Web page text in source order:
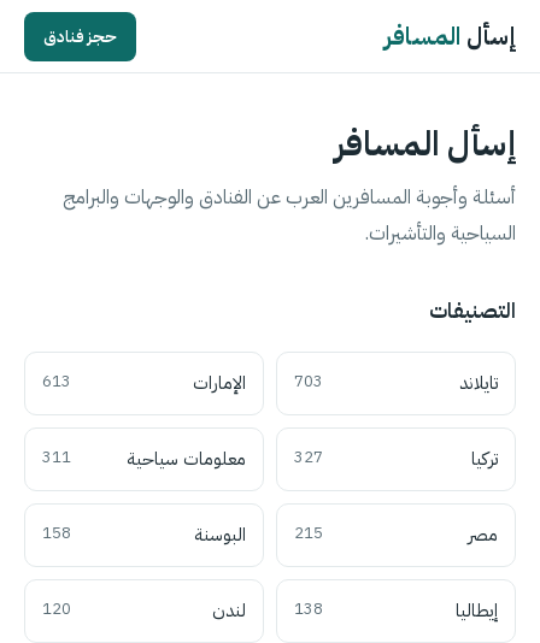
إسأل المسافر حجز فنادق
إسأل المسافر
أسئلة وأجوبة المسافرين العرب عن الفنادق والوجهات والبرامج
السياحية والتأشيرات.
التصنيفات
تايلاند 703 الإمارات 613
تركيا 327 معلومات سياحية 311
مصر 215 البوسنة 158
إيطاليا 138 لندن 120